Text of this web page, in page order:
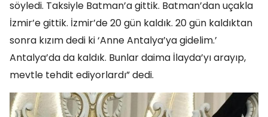
söyledi. Taksiyle Batman’a gittik. Batman’dan uçakla
İzmir’e gittik. İzmir’de 20 gün kaldık. 20 gün kaldıktan
sonra kızım dedi ki ‘Anne Antalya’ya gidelim.’
Antalya’da da kaldık. Bunlar daima İlayda’yı arayıp,
mevtle tehdit ediyorlardı” dedi.